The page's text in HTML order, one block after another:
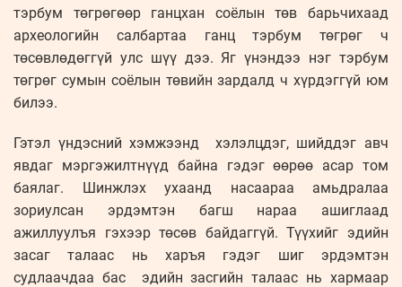
тэрбум төгрөгөөр ганцхан соёлын төв барьчихаад
археологийн салбартаа ганц тэрбум төгрөг ч
төсөвлөдөггүй улс шүү дээ. Яг үнэндээ нэг тэрбум
төгрөг сумын соёлын төвийн зардалд ч хүрдэггүй юм
билээ.
Гэтэл үндэсний хэмжээнд хэлэлцдэг, шийддэг авч
явдаг мэргэжилтнүүд байна гэдэг өөрөө асар том
баялаг. Шинжлэх ухаанд насаараа амьдралаа
зориулсан эрдэмтэн багш нараа ашиглаад
ажиллуулъя гэхээр төсөв байдаггүй. Түүхийг эдийн
засаг талаас нь харъя гэдэг шиг эрдэмтэн
судлаачдаа бас эдийн засгийн талаас нь хармаар